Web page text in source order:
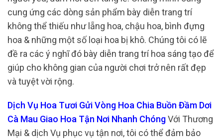
cung ứng các dòng sản phẩm bày diễn trang trí
không thể thiếu như lẵng hoa, chậu hoa, bình đựng
hoa & những một số loại hoa bị khô. Chúng tôi có lẽ
đề ra các ý nghĩ đó bày diễn trang trí hoa sáng tạo để
giúp cho không gian của người chơi trở nên rất đẹp
và tuyệt vời rộng.
Dịch Vụ Hoa Tươi Gửi Vòng Hoa Chia Buồn Đầm Dơi
Cà Mau Giao Hoa Tận Nơi Nhanh ChóngVới Thương
Mại & dịch Vụ phục vụ tận nơi, tôi có thể đảm bảo